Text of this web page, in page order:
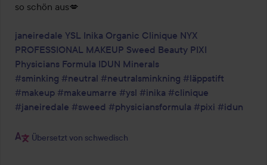
so schön aus💋
janeiredale YSL Inika Organic Clinique NYX
PROFESSIONAL MAKEUP Sweed Beauty PIXI
Physicians Formula IDUN Minerals
#sminking #neutral #neutralsminkning #läppstift
#makeup #makeumarre #ysl #inika #clinique
#janeiredale #sweed #physiciansformula #pixi #idun
Übersetzt von schwedisch